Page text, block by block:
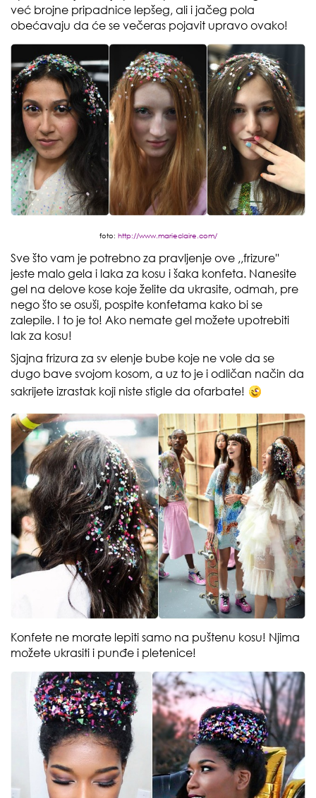
već brojne pripadnice lepšeg, ali i jačeg pola
obećavaju da će se večeras pojavit upravo ovako!
foto: http://www.marieclaire.com/
Sve što vam je potrebno za pravljenje ove ,,frizure''
jeste malo gela i laka za kosu i šaka konfeta. Nanesite
gel na delove kose koje želite da ukrasite, odmah, pre
nego što se osuši, pospite konfetama kako bi se
zalepile. I to je to! Ako nemate gel možete upotrebiti
lak za kosu!
Sjajna frizura za sv elenje bube koje ne vole da se
dugo bave svojom kosom, a uz to je i odličan način da
sakrijete izrastak koji niste stigle da ofarbate!
Konfete ne morate lepiti samo na puštenu kosu! Njima
možete ukrasiti i punđe i pletenice!